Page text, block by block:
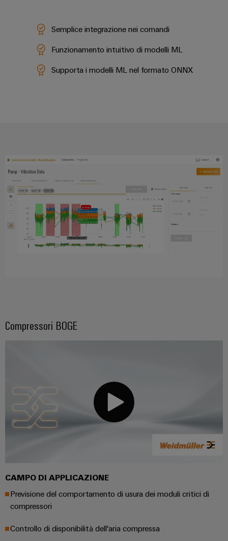
Semplice integrazione nei comandi
Funzionamento intuitivo di modelli ML
Supporta i modelli ML nel formato ONNX
Compressori BOGE
CAMPO DI APPLICAZIONE
Previsione del comportamento di usura dei moduli critici di
compressori
Controllo di disponibilità dell'aria compressa